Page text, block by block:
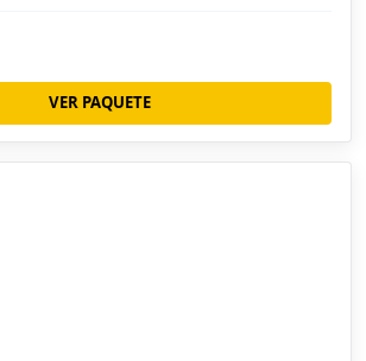
VER PAQUETE